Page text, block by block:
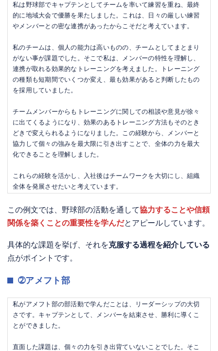
私は野球部でキャプテンとしてチームを率いて練習を重ね、最終
的に地域大会で優勝を果たしました。これは、日々の厳しい練習
やメンバーとの密な連携があったからこそだと考えています。
私のチームは、個人の能力は高いものの、チームとしてまとまり
がない事が課題でした。そこで私は、メンバーの特性を理解し、
連携が取れる効果的なトレーニングを考えました。トレーニング
の種類も短期間でいくつか変え、最も効果があると判断したもの
を採用していました。
チームメンバーからもトレーニングに関しての相談や意見が徐々
に出てくるようになり、効果のあるトレーニング方法もそのとき
どきで変えられるようになりました。この経験から、メンバーと
協力して個々の強みを最大限に引き出すことで、全体の力を最大
化できることを理解しました。
これらの経験を活かし、入社後はチームワークを大切にし、組織
全体を発展させたいと考えています。
この例文では、野球部の活動を通して協力することや信頼
関係を築くことの重要性を学んだとアピールしています。
具体的な課題を挙げ、それを克服する過程を紹介している
点がポイントです。
➁アメフト部
私がアメフト部の部活動で学んだことは、リーダーシップの大切
さです。キャプテンとして、メンバーを結束させ、勝利に導くこ
とができました。
直面した課題は、個々の力を引き出背ていないことでした。そこ